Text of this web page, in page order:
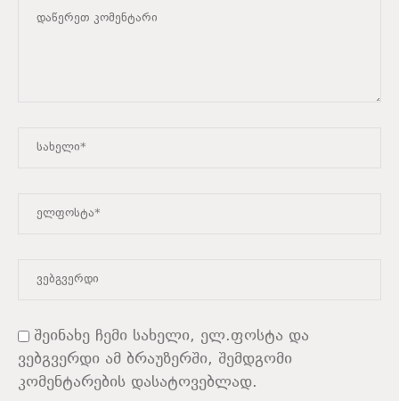
შეინახე ჩემი სახელი, ელ.ფოსტა და
ვებგვერდი ამ ბრაუზერში, შემდგომი
კომენტარების დასატოვებლად.